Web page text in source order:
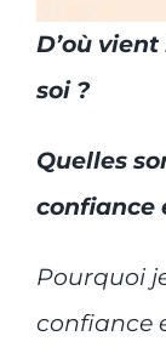
D’où
soi ?
Quelles
confiance
Pourquoi
confiance